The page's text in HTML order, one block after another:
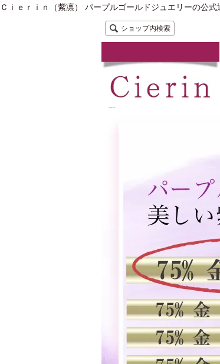
Ｃｉｅｒｉｎ（紫凛） パープルゴールドジュエリーの公式
ショップ内検索